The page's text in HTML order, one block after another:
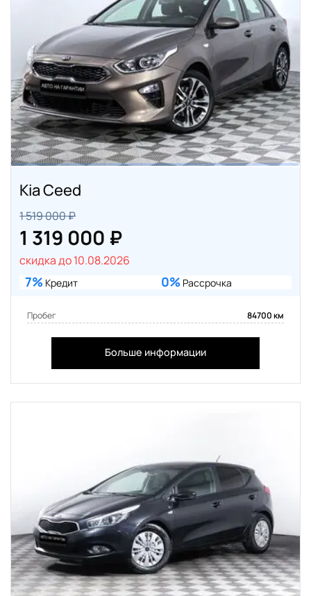
Kia Ceed
1 519 000 ₽
1 319 000 ₽
скидка до 10.08.2026
7% Кредит 0% Рассрочка
Пробег 84700 км
Больше информации